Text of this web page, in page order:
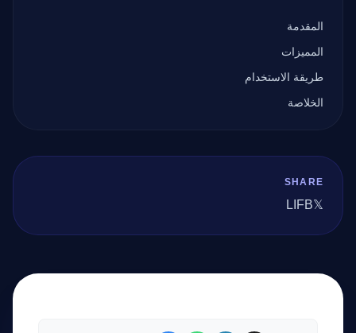
المقدمة
المميزات
طريقة الاستخدام
الخلاصة
SHARE
𝕏
FB
LI